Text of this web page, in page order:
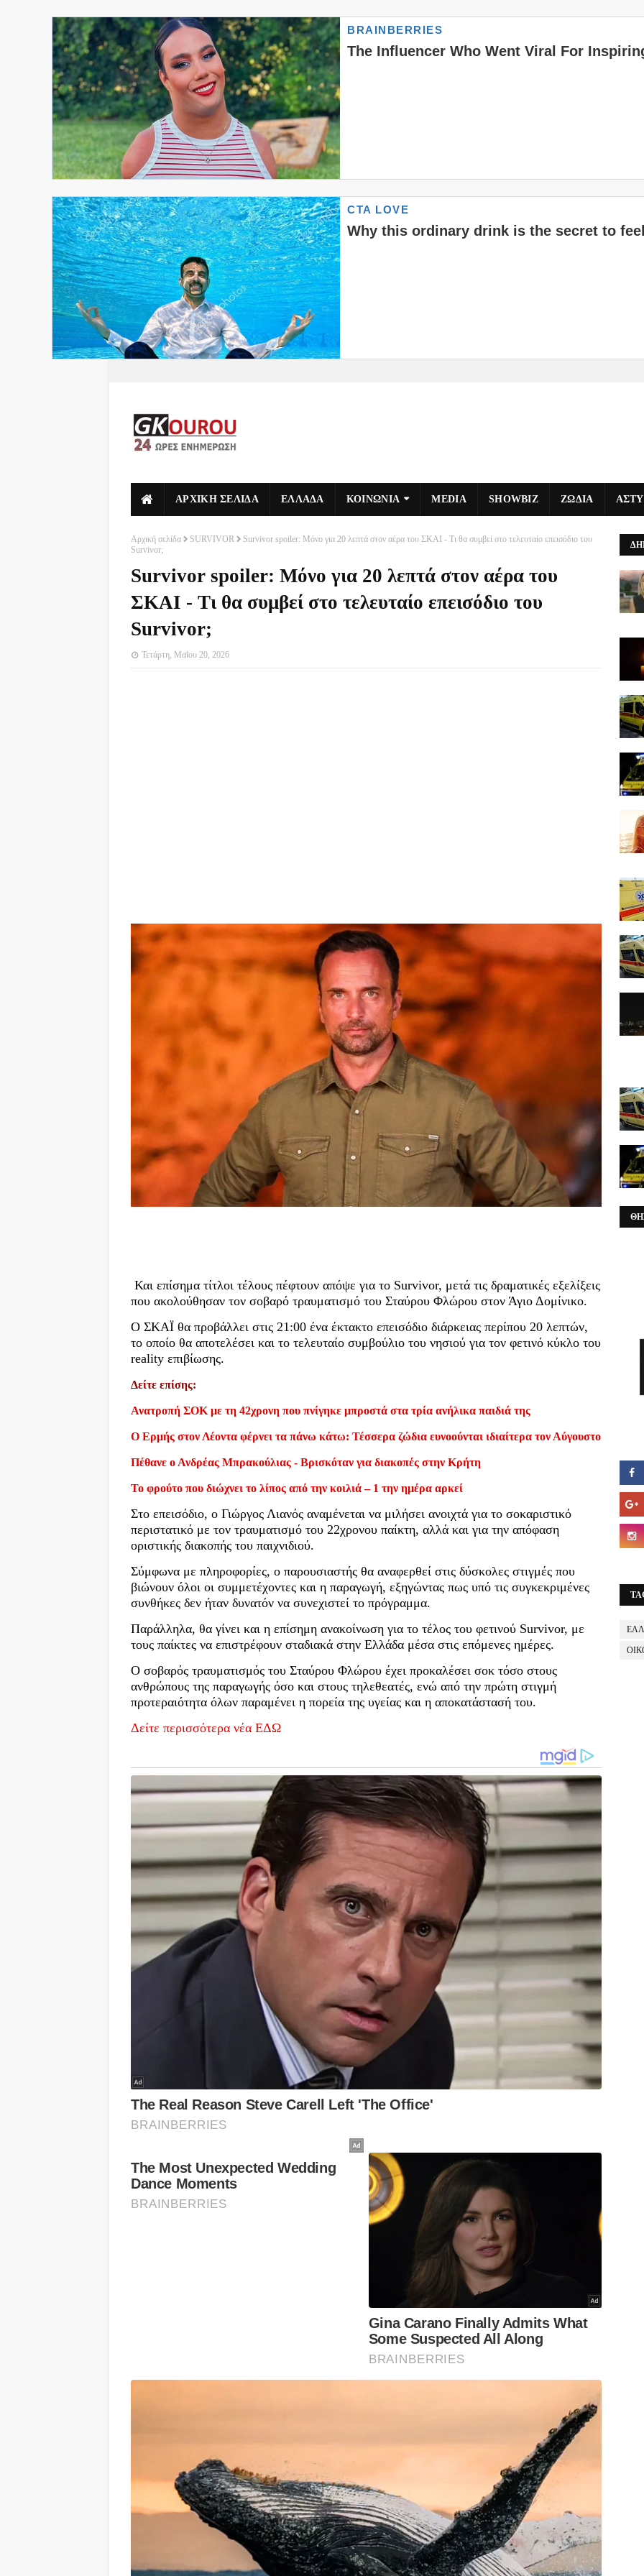
ΑΡΧΙΚΗ ΣΕΛΙΔΑ ΕΛΛΑΔΑ ΚΟΙΝΩΝΙΑ MEDIA SHOWBIZ ΖΩΔΙΑ
Αρχική σελίδα SURVIVOR
Survivor spoiler: Μόνο για 20 λεπτά στον αέρα του ΣΚΑΙ - Τι θα συμβεί στο τελευταίο επεισόδιο του
Survivor;
Survivor spoiler: Μόνο για 20 λεπτά στον αέρα του
ΣΚΑΙ - Τι θα συμβεί στο τελευταίο επεισόδιο του
Survivor;
Τετάρτη, Μαΐου 20, 2026
Και επίσημα τίτλοι τέλους πέφτουν απόψε για το Survivor, μετά τις δραματικές εξελίξεις
που ακολούθησαν τον σοβαρό τραυματισμό του Σταύρου Φλώρου στον Άγιο Δομίνικο.
Ο ΣΚΑΪ θα προβάλλει στις 21:00 ένα έκτακτο επεισόδιο διάρκειας περίπου 20 λεπτών,
το οποίο θα αποτελέσει και το τελευταίο συμβούλιο του νησιού για τον φετινό κύκλο του
reality επιβίωσης.
Δείτε επίσης:
Ανατροπή ΣΟΚ με τη 42χρονη που πνίγηκε μπροστά στα τρία ανήλικα παιδιά της
Ο Ερμής στον Λέοντα φέρνει τα πάνω κάτω: Τέσσερα ζώδια ευνοούνται ιδιαίτερα τον Αύγουστο
Πέθανε ο Ανδρέας Μπρακούλιας - Βρισκόταν για διακοπές στην Κρήτη
Το φρούτο που διώχνει το λίπος από την κοιλιά – 1 την ημέρα αρκεί
Στο επεισόδιο, ο Γιώργος Λιανός αναμένεται να μιλήσει ανοιχτά για το σοκαριστικό
περιστατικό με τον τραυματισμό του 22χρονου παίκτη, αλλά και για την απόφαση
οριστικής διακοπής του παιχνιδιού.
Σύμφωνα με πληροφορίες, ο παρουσιαστής θα αναφερθεί στις δύσκολες στιγμές που
βιώνουν όλοι οι συμμετέχοντες και η παραγωγή, εξηγώντας πως υπό τις συγκεκριμένες
συνθήκες δεν ήταν δυνατόν να συνεχιστεί το πρόγραμμα.
Παράλληλα, θα γίνει και η επίσημη ανακοίνωση για το τέλος του φετινού Survivor, με
τους παίκτες να επιστρέφουν σταδιακά στην Ελλάδα μέσα στις επόμενες ημέρες.
Ο σοβαρός τραυματισμός του Σταύρου Φλώρου έχει προκαλέσει σοκ τόσο στους
ανθρώπους της παραγωγής όσο και στους τηλεθεατές, ενώ από την πρώτη στιγμή
προτεραιότητα όλων παραμένει η πορεία της υγείας και η αποκατάστασή του.
Δείτε περισσότερα νέα ΕΔΩ